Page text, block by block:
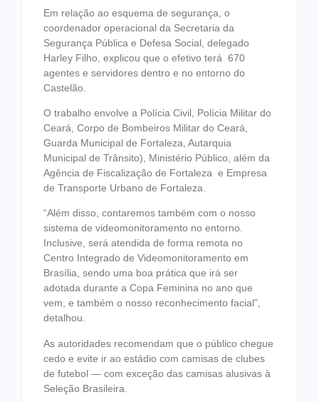
Em relação ao esquema de segurança, o
coordenador operacional da Secretaria da
Segurança Pública e Defesa Social, delegado
Harley Filho, explicou que o efetivo terá 670
agentes e servidores dentro e no entorno do
Castelão.
O trabalho envolve a Polícia Civil, Polícia Militar do
Ceará, Corpo de Bombeiros Militar do Ceará,
Guarda Municipal de Fortaleza, Autarquia
Municipal de Trânsito), Ministério Público, além da
Agência de Fiscalização de Fortaleza e Empresa
de Transporte Urbano de Fortaleza.
“Além disso, contaremos também com o nosso
sistema de videomonitoramento no entorno.
Inclusive, será atendida de forma remota no
Centro Integrado de Videomonitoramento em
Brasília, sendo uma boa prática que irá ser
adotada durante a Copa Feminina no ano que
vem, e também o nosso reconhecimento facial”,
detalhou.
As autoridades recomendam que o público chegue
cedo e evite ir ao estádio com camisas de clubes
de futebol — com exceção das camisas alusivas à
Seleção Brasileira.